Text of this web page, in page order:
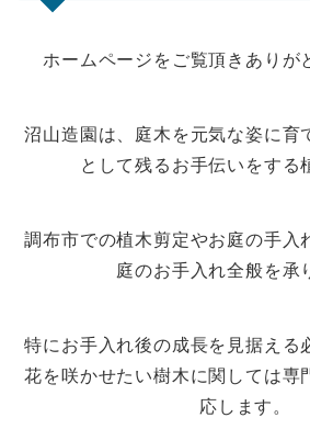
ホームページをご覧頂きありが
沼山造園は、庭木を元気な姿に育
として残るお手伝いをする
調布市での植木剪定やお庭の手入
庭のお手入れ全般を承
特にお手入れ後の成長を見据える
花を咲かせたい樹木に関しては専
応します。